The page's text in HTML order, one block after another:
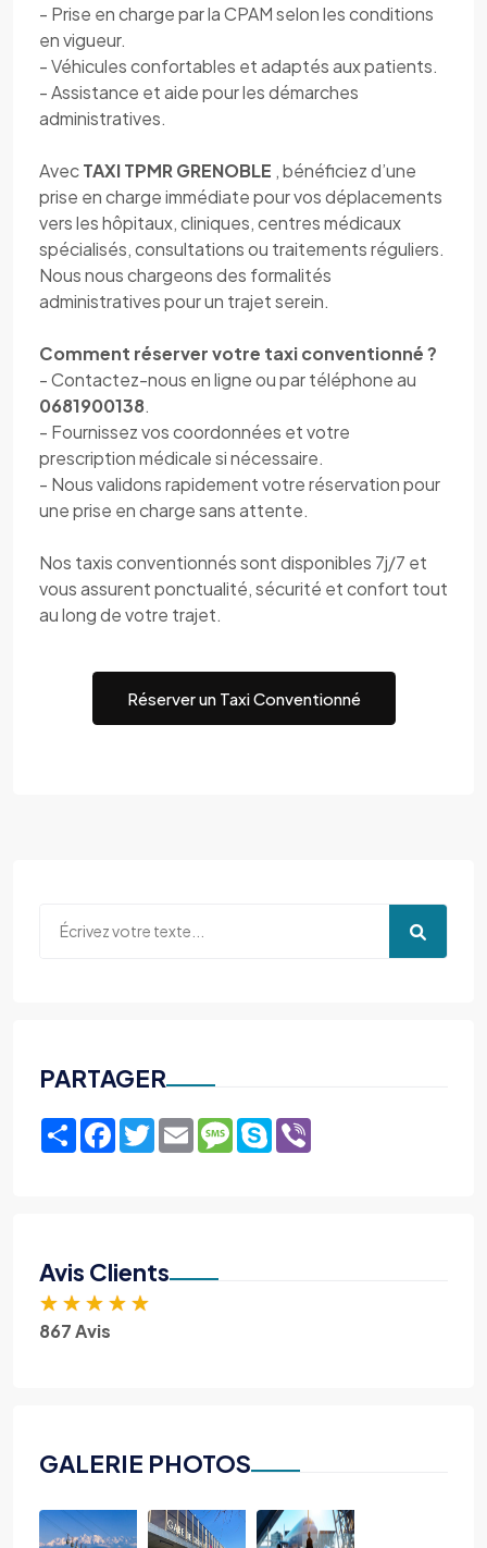
- Prise en charge par la CPAM selon les conditions
en vigueur.
- Véhicules confortables et adaptés aux patients.
- Assistance et aide pour les démarches
administratives.
AvecTAXI TPMR GRENOBLE , bénéficiez d’une
prise en charge immédiate pour vos déplacements
vers les hôpitaux, cliniques, centres médicaux
spécialisés, consultations ou traitements réguliers.
Nous nous chargeons des formalités
administratives pour un trajet serein.
Comment réserver votre taxi conventionné ?
- Contactez-nous en ligne ou par téléphone au
0681900138.
- Fournissez vos coordonnées et votre
prescription médicale si nécessaire.
- Nous validons rapidement votre réservation pour
une prise en charge sans attente.
Nos taxis conventionnés sont disponibles 7j/7 et
vous assurent ponctualité, sécurité et confort tout
au long de votre trajet.
Réserver un Taxi Conventionné
PARTAGER
ShareFacebook
TwitterEmailMessage
Skype
Avis Clients
★ ★ ★ ★ ★
867 Avis
GALERIE PHOTOS